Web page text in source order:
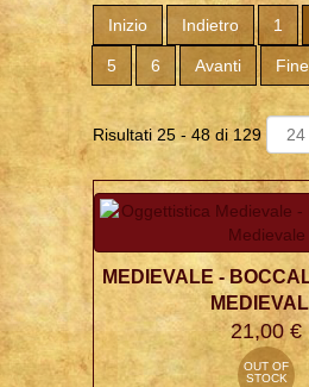
Inizio Indietro 1
5 6 Avanti Fine
Risultati 25 - 48 di 129
MEDIEVALE -
21,00 €
OUT OF
STOCK